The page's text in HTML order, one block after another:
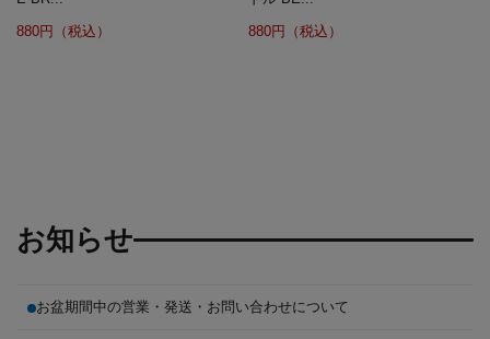
880円（税込）
880円（税込）
お知らせ
お盆期間中の営業・発送・お問い合わせについて